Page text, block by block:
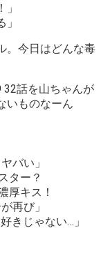
。今日はどんな毒
32話を山ちゃんが
いものなーん
バい」
ター？
厚キス！
再び」
きじゃない…」